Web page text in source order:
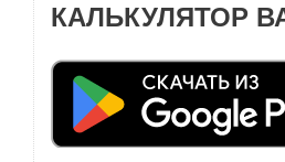
КАЛЬКУЛЯТОР